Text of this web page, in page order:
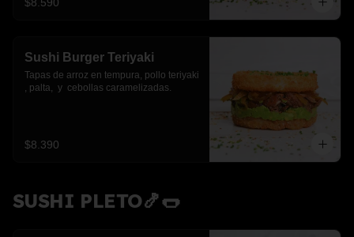
Sushi Burger Teriyaki
Tapas de arroz en tempura, pollo teriyaki
, palta,  y  cebollas caramelizadas.
$8.390
SUSHI PLETO🍤🌭